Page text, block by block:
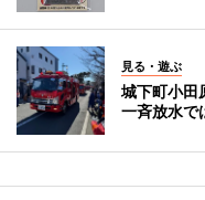
見る・遊ぶ
城下町小田
一斉放水で